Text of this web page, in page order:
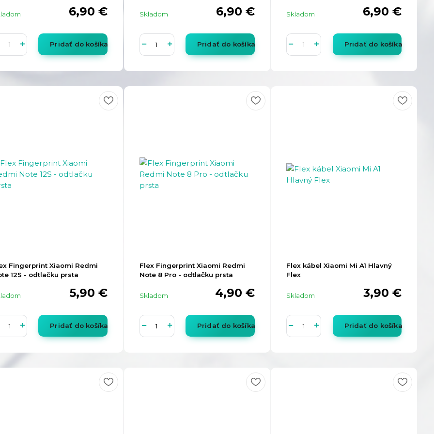
6,90 €
Pridať do košíka
6,90 €
Skladom
Pridať do košíka
6,90 €
Skladom
Pridať do košíka
Fingerprint Xiaomi Redmi
12S - odtlačku prsta
5,90 €
Pridať do košíka
Flex Fingerprint Xiaomi Redmi
Note 8 Pro - odtlačku prsta
4,90 €
Skladom
Pridať do košíka
Flex kábel Xiaomi Mi A1 Hlavný
Flex
3,90 €
Skladom
Pridať do košíka